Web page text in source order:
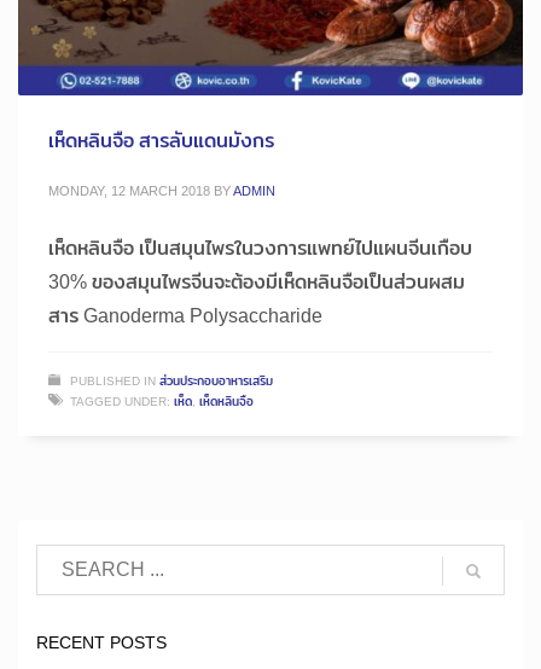
เห็ดหลินจือ สารลับแดนมังกร
MONDAY, 12 MARCH 2018 BYADMIN
เห็ดหลินจือ เป็นสมุนไพรในวงการแพทย์ไปแผนจีนเกือบ
30% ของสมุนไพรจีนจะต้องมีเห็ดหลินจือเป็นส่วนผสม
สาร Ganoderma Polysaccharide
PUBLISHED INส่วนประกอบอาหารเสริม
TAGGED UNDER: เห็ด, เห็ดหลินจือ
RECENT POSTS